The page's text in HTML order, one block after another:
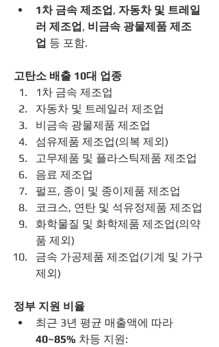
1차 금속 제조업, 자동차 및 트레일
러 제조업, 비금속 광물제품 제조
업 등 포함.
고탄소 배출 10대 업종
1차 금속 제조업
자동차 및 트레일러 제조업
비금속 광물제품 제조업
섬유제품 제조업(의복 제외)
고무제품 및 플라스틱제품 제조업
음료 제조업
펄프, 종이 및 종이제품 제조업
코크스, 연탄 및 석유정제품 제조업
화학물질 및 화학제품 제조업(의약
품 제외)
금속 가공제품 제조업(기계 및 가구
제외)
정부 지원 비율
40~85% 차등 지원: